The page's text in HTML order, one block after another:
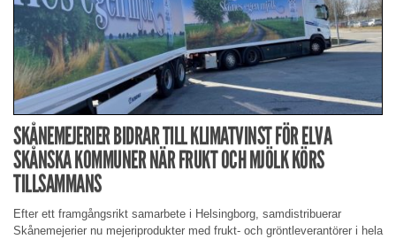
SKÅNEMEJERIER BIDRAR TILL KLIMATVINST FÖR ELVA
SKÅNSKA KOMMUNER NÄR FRUKT OCH MJÖLK KÖRS
TILLSAMMANS
Efter ett framgångsrikt samarbete i Helsingborg, samdistribuerar
Skånemejerier nu mejeriprodukter med frukt- och gröntleverantörer i hela